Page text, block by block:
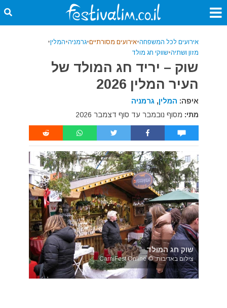
אירועים לכל המשפחה•אירועים מסורתיים•גרמניה•המלין•
מזון ושתיה•שווקי חג מולד
שוק – יריד חג המולד של
העיר המלין 2026
איפה: המלין, גרמניה
מתי: מסוף נובמבר עד סוף דצמבר 2026
שוק חג המולד
צילום באדיבות: © CarniFest Online